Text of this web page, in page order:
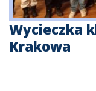
Wycieczka
Krakowa